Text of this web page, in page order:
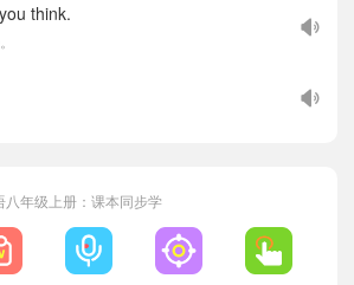
think.
年级上册：课本同步学